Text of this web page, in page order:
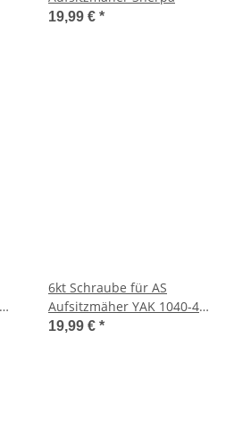
19,99 € *
6kt Schraube für AS
Aufsitzmäher YAK 1040-4
WD
19,99 € *